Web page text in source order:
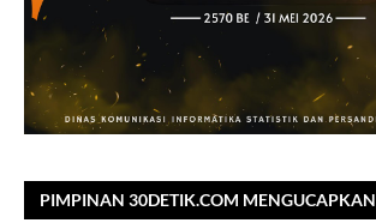
PIMPINAN 30DETIK.COM MENGUCAPKAN